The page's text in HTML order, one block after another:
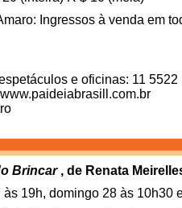
Ingressos à venda em
e oficinas: 11 5522
Brincar, de Renata
19h, domingo 28 às 10h30